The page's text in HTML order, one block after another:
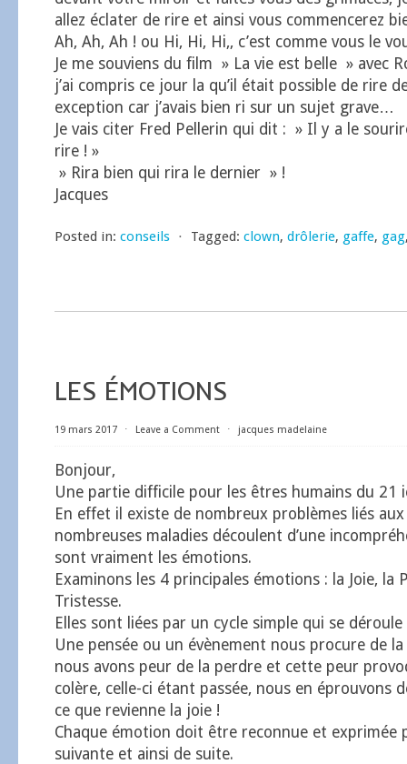
allez éclater de rire et ainsi vous commencerez
Ah, Ah, Ah ! ou Hi, Hi, Hi,, c’est comme vous le
Je me souviens du film » La vie est belle » avec
j’ai compris ce jour la qu’il était possible de rire
exception car j’avais bien ri sur un sujet grave…
Je vais citer Fred Pellerin qui dit : » Il y a le
rire ! »
» Rira bien qui rira le dernier » !
Jacques
Posted in: conseils ⋅ Tagged: clown, drôlerie, gaffe, gag
LES ÉMOTIONS
19 mars 2017 ⋅ Leave a Comment ⋅ jacques madelaine
Bonjour,
Une partie difficile pour les êtres humains du 21
En effet il existe de nombreux problèmes liés
nombreuses maladies découlent d’une
sont vraiment les émotions.
Examinons les 4 principales émotions : la Joie, la
Tristesse.
Elles sont liées par un cycle simple qui se déroule
Une pensée ou un évènement nous procure de
nous avons peur de la perdre et cette peur
colère, celle-ci étant passée, nous en éprouvons
ce que revienne la joie !
Chaque émotion doit être reconnue et exprimée
suivante et ainsi de suite.